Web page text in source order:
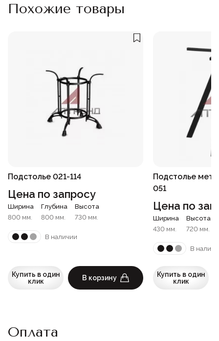
Похожие товары
Подстолье 021-114
Цена по запросу
Ширина
800 мм.
Глубина
800 мм.
Высота
730 мм.
В наличии
Купить в один
клик
В корзину
Подстолье
051
Цена по
Ширина
430 мм.
Высота
720 мм.
В
Купить в один
клик
Оплата